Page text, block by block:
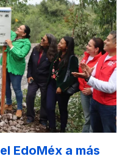
EdoMéx a más